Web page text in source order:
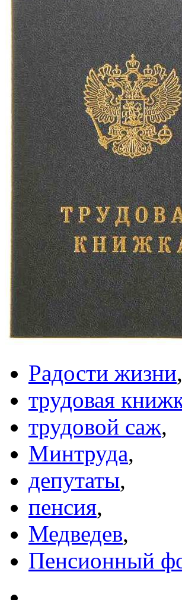
Радости жизни,
трудовая
трудовой саж,
Минтруда,
депутаты,
пенсия,
Медведев,
Пенсионный